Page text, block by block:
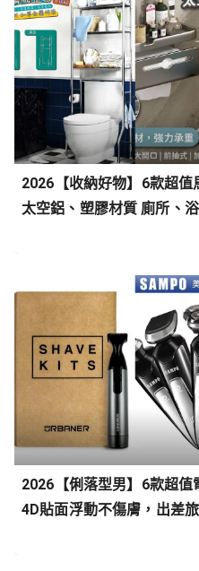
2026【收納好物】6款超值
太空鋁、塑膠材質 廁所、
2026【俐落型男】6款超值
4D貼面浮動不傷膚，出差